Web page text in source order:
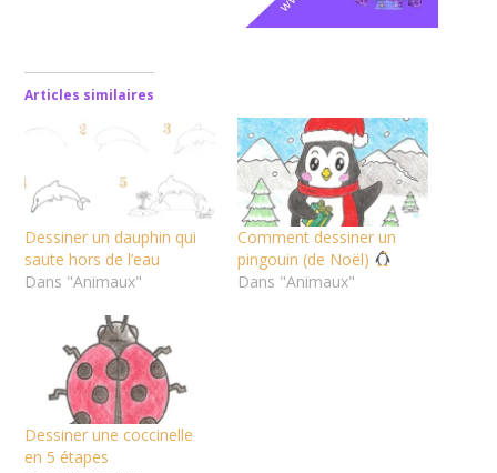
Articles similaires
Dessiner un dauphin qui
saute hors de l’eau
Dans "Animaux"
Comment dessiner un
pingouin (de Noël)
Dans "Animaux"
Dessiner une coccinelle
en 5 étapes